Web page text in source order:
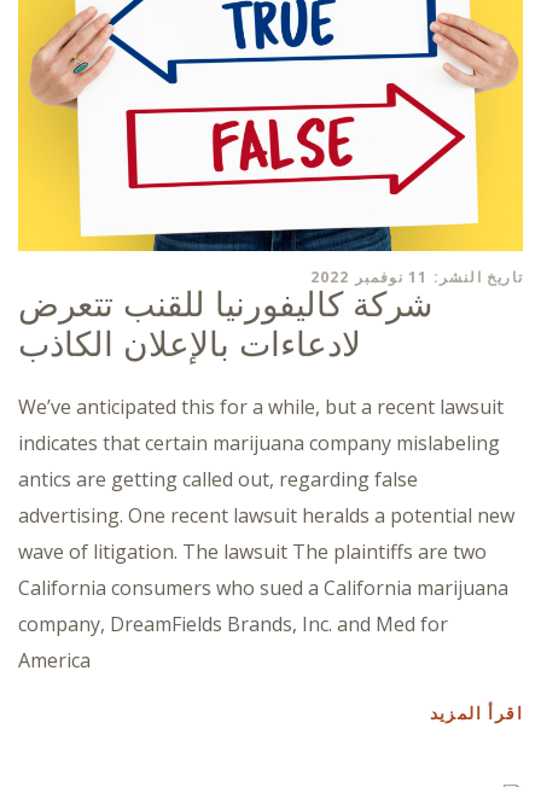
تاريخ النشر: 11 نوفمبر 2022
شركة كاليفورنيا للقنب تتعرض
لادعاءات بالإعلان الكاذب
We’ve anticipated this for a while, but a recent lawsuit
indicates that certain marijuana company mislabeling
antics are getting called out, regarding false
advertising. One recent lawsuit heralds a potential new
wave of litigation. The lawsuit The plaintiffs are two
California consumers who sued a California marijuana
company, DreamFields Brands, Inc. and Med for
America
اقرأ المزيد